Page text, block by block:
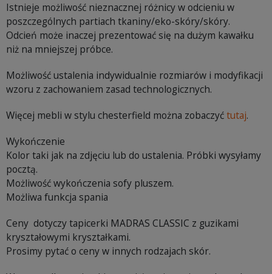
Istnieje możliwość nieznacznej różnicy w odcieniu w
poszczególnych partiach tkaniny/eko-skóry/skóry.
Odcień może inaczej prezentować się na dużym kawałku
niż na mniejszej próbce.
Możliwość ustalenia indywidualnie rozmiarów i modyfikacji
wzoru z zachowaniem zasad technologicznych.
Więcej mebli w stylu chesterfield można zobaczyćtutaj.
Wykończenie
Kolor taki jak na zdjęciu lub do ustalenia. Próbki wysyłamy
pocztą.
Możliwość wykończenia sofy pluszem.
Możliwa funkcja spania
Ceny dotyczy tapicerki MADRAS CLASSIC z guzikami
kryształowymi kryształkami.
Prosimy pytać o ceny w innych rodzajach skór.